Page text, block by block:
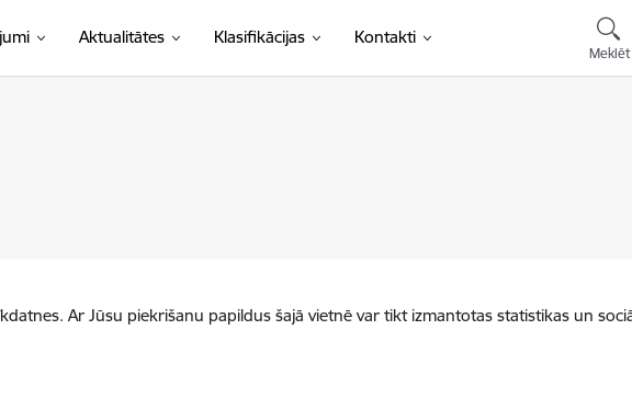
Aktualitātes Klasifikācijas(Ārējā saite)
Kontakti
Meklēt
Ar Jūsu piekrišanu papildus šajā vietnē var tikt izmantotas statistikas un